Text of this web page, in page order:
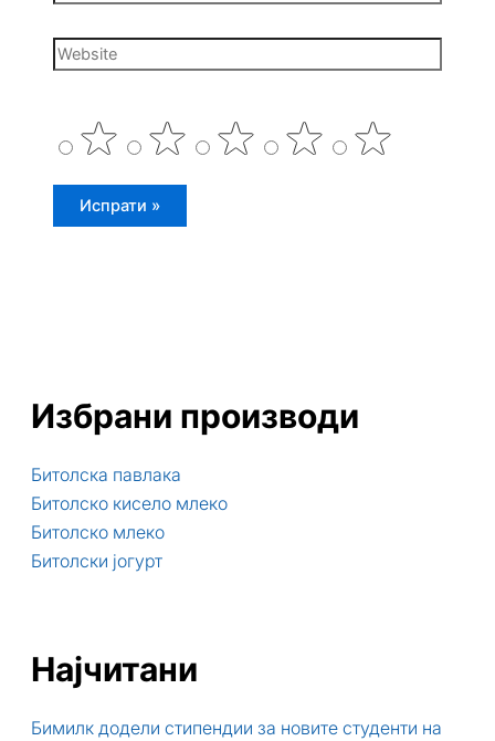
Website
Избрани производи
Битолска павлака
Битолско кисело млеко
Битолско млеко
Битолски јогурт
Најчитани
Бимилк додели стипендии за новите студенти на